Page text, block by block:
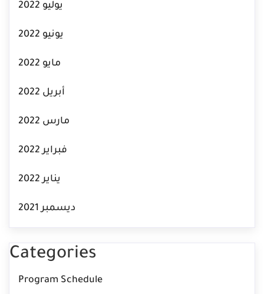
يوليو 2022
يونيو 2022
مايو 2022
أبريل 2022
مارس 2022
فبراير 2022
يناير 2022
ديسمبر 2021
Categories
Program Schedule